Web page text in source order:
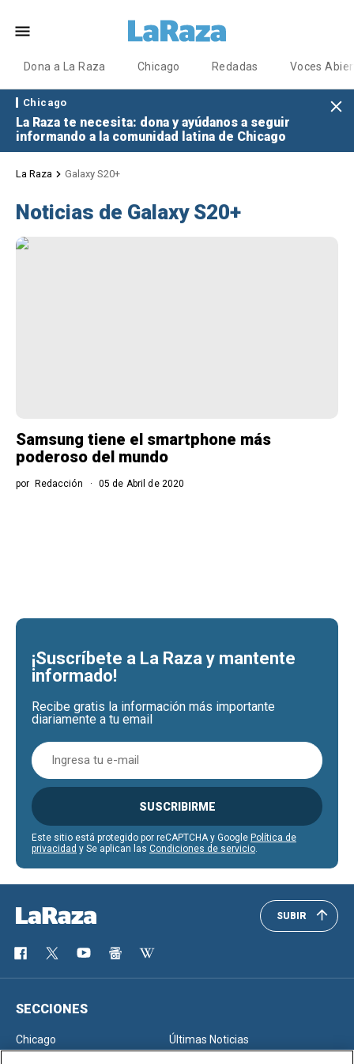
Dona a La Raza Chicago Redadas Voces
Chicago
La Raza te necesita: dona y ayúdanos a seguir
informando a la comunidad latina de Chicago
La Raza Galaxy S20+
Noticias de Galaxy S20+
Samsung tiene el smartphone más
poderoso del mundo
por Redacción 05 de Abril de 2020
¡Suscríbete a La Raza y mantente
informado!
Recibe gratis la información más importante
diariamente a tu email
SUSCRIBIRME
Este sitio está protegido por reCAPTCHA y Google Política de
privacidad y Se aplican las Condiciones de servicio
SUBIR
SECCIONES
Chicago
Últimas Noticias